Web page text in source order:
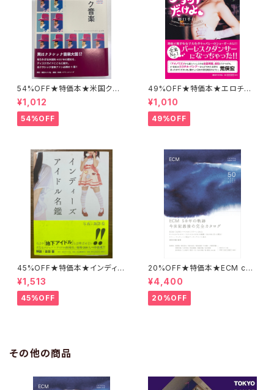
54%OFF★特価本★米国クラ
シック音楽ガイド 佐々木健二
郎
¥1,012
54%OFF
49%OFF★特価本★エロチカ・
バンブーのチョットだけよ 野口
千佳
¥1,010
49%OFF
45%OFF★特価本★インディー
ズアイドル名鑑 諏訪稔
¥1,513
45%OFF
20%OFF★特価本★ECM cat
alog 増補改訂版／50th Anni
versary 稲岡邦彌 編著 revi
sed edition
¥4,400
20%OFF
その他の商品